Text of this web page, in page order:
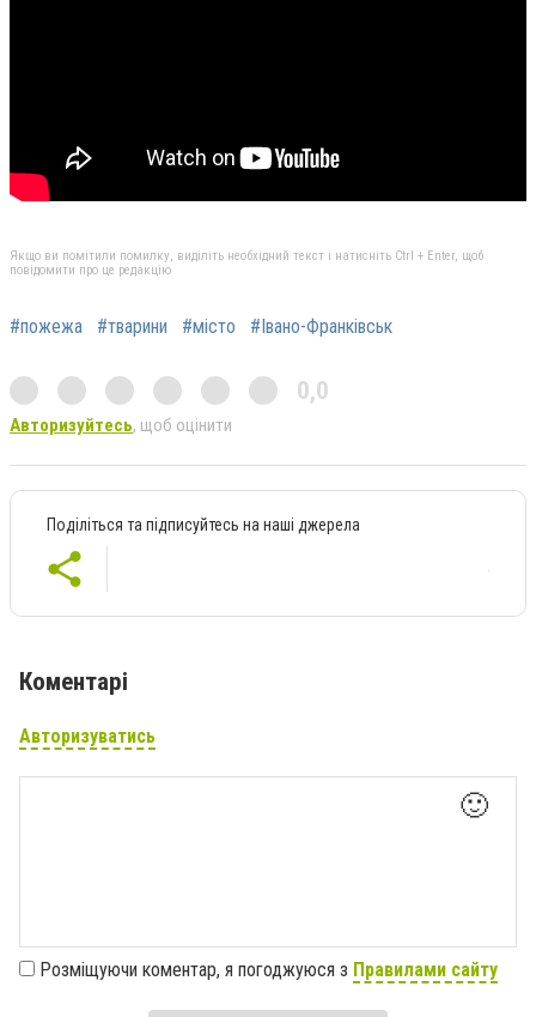
Якщо ви помітили помилку, виділіть необхідний текст і натисніть Ctrl + Enter, щоб
повідомити про це редакцію
#пожежа #тварини #місто #Івано-Франківськ
0,0
Авторизуйтесь, щоб оцінити
Поділіться та підписуйтесь на наші джерела
Коментарі
Авторизуватись
🙂
Розміщуючи коментар, я погоджуюся з Правилами сайту